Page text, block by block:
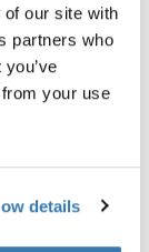
our site with
partners who
your use
details
2026),
a ti y a
cuando el
trasera.